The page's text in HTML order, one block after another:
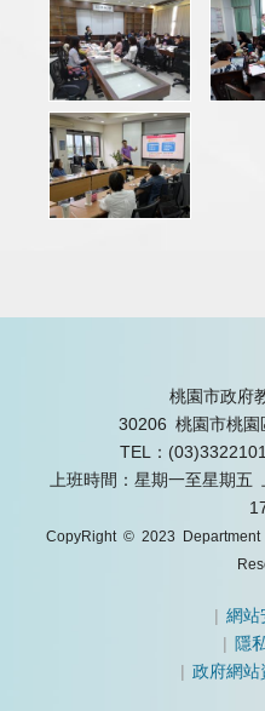
桃園市政府
30206 桃園市桃
TEL：(03)3322101
上班時間：星期一至星期
CopyRight © 2023
|網站
|隱
|政府網站